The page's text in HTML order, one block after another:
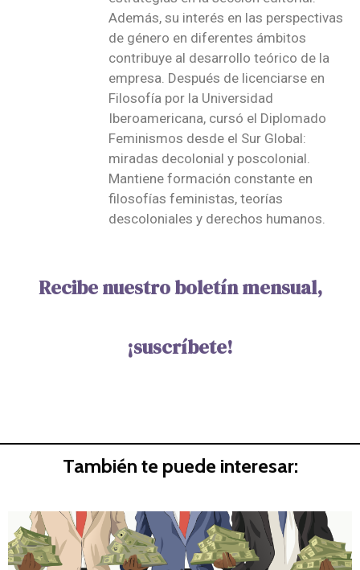
Además, su interés en las perspectivas
de género en diferentes ámbitos
contribuye al desarrollo teórico de la
empresa. Después de licenciarse en
Filosofía por la Universidad
Iberoamericana, cursó el Diplomado
Feminismos desde el Sur Global:
miradas decolonial y poscolonial.
Mantiene formación constante en
filosofías feministas, teorías
descoloniales y derechos humanos.
Recibe nuestro boletín mensual,
¡suscríbete!
También te puede interesar: